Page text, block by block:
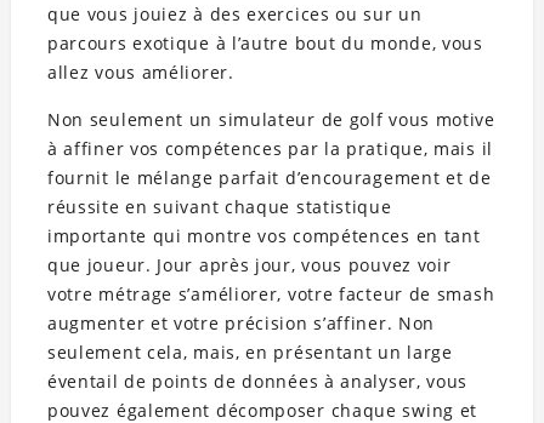
que vous jouiez à des exercices ou sur un
parcours exotique à l’autre bout du monde, vous
allez vous améliorer.
Non seulement un simulateur de golf vous motive
à affiner vos compétences par la pratique, mais il
fournit le mélange parfait d’encouragement et de
réussite en suivant chaque statistique
importante qui montre vos compétences en tant
que joueur. Jour après jour, vous pouvez voir
votre métrage s’améliorer, votre facteur de smash
augmenter et votre précision s’affiner. Non
seulement cela, mais, en présentant un large
éventail de points de données à analyser, vous
pouvez également décomposer chaque swing et